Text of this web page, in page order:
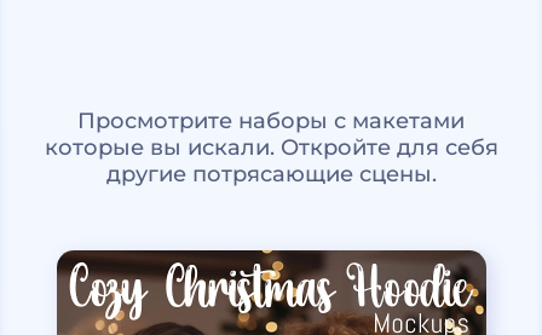
Просмотрите наборы с макетами
которые вы искали. Откройте для себя
другие потрясающие сцены.